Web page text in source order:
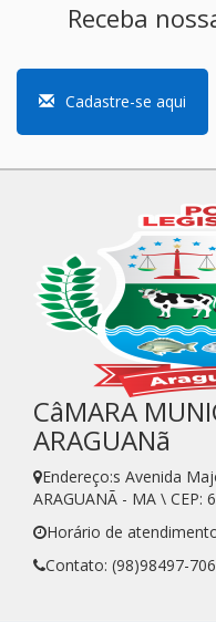
Receba
Cadastre-se aqui
CâMARA
ARAGUANã
Endereço:s Avenida
ARAGUANÃ - MA \ CEP:
Horário de
Contato: (98)98497-